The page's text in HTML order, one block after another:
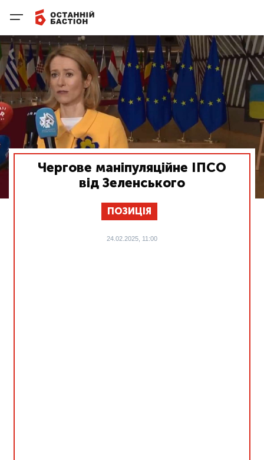
Чергове маніпуляційне ІПСО
від Зеленського
ПОЗИЦІЯ
24.02.2025, 11:00